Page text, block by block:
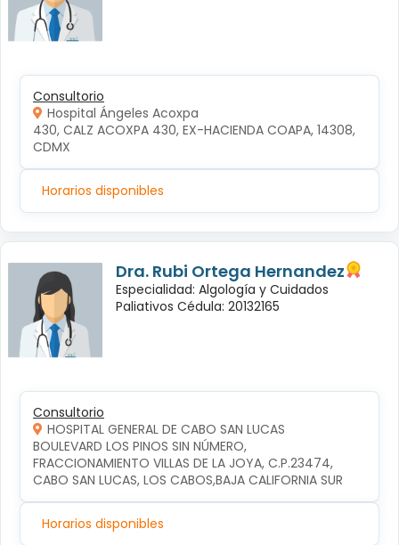
Consultorio
Hospital Ángeles Acoxpa
430, CALZ ACOXPA 430, EX-HACIENDA COAPA, 14308,
CDMX
Horarios disponibles
Dra. Rubi Ortega Hernandez
Especialidad: Algología y Cuidados
Paliativos Cédula: 20132165
Consultorio
HOSPITAL GENERAL DE CABO SAN LUCAS
BOULEVARD LOS PINOS SIN NÚMERO,
FRACCIONAMIENTO VILLAS DE LA JOYA, C.P.23474,
CABO SAN LUCAS, LOS CABOS,BAJA CALIFORNIA SUR
Horarios disponibles